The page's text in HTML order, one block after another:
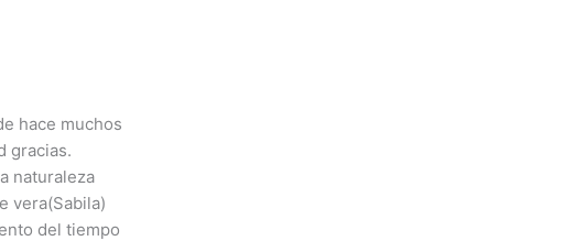
hace muchos
gracias.
naturaleza
vera(Sabila)
del tiempo